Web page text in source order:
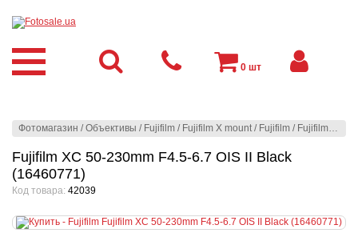
Фотомагазин /Объективы / Fujifilm / Fujifilm X mount / Fujifilm / Fujifilm XC 50-230mm F4.5-6.7 OIS II Black (16460771)
Fujifilm XC 50-230mm F4.5-6.7 OIS II Black
(16460771)
Код товара: 42039
0 шт